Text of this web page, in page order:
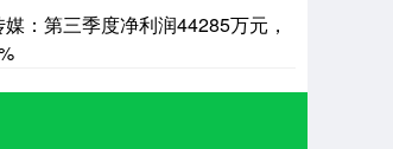
：第三季度净利润44285万元，